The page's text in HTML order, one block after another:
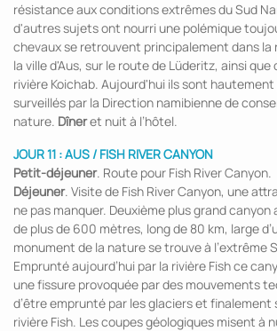
résistance aux conditions extrêmes du Sud
d'autres sujets ont nourri une polémique
chevaux se retrouvent principalement dans la
la ville d'Aus, sur le route de Lüderitz, ainsi que
rivière Koichab. Aujourd'hui ils sont
surveillés par la Direction namibienne de
nature. Dîneret nuit à l’hôtel.
JOUR 11 : AUS / FISH RIVER CANYON
Petit-déjeuner. Route pour Fish River Canyon.
Déjeuner. Visite de Fish River Canyon, une
ne pas manquer. Deuxième plus grand
de plus de 600 mètres, long de 80 km, large
monument de la nature se trouve à l’extrême
Emprunté aujourd’hui par la rivière Fish ce
une fissure provoquée par des mouvements
d’être emprunté par les glaciers et finalement
rivière Fish. Les coupes géologiques misent à